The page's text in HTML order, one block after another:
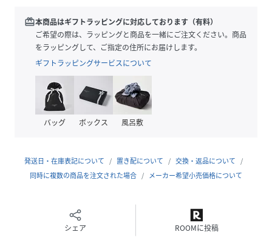
本に。
・ウエストイージー仕様
ゴム＋ドローコードでストレスフリーな着用感。サイズ調整
も簡単。
・すっきり見えるテーパードシルエット
リラックス感がありつつ、裾に向かって細くなるシルエット
・デイリーに使いやすい万能パンツ
Tシャツからシャツまで幅広く合わせられる、夏の主役ボト
■おすすめスタイリング
redeem本商品はギフトラッピングに対応しております（有料）
ご希望の際は、ラッピングと商品を一緒にご注文ください。商品
をラッピングして、ご指定の住所にお届けします。
ギフトラッピングサービスについて
バッグ ボックス 風呂敷
発送日・在庫表記について 置き配について
交換・返品について
同時に複数の商品を注文された場合
メーカー希望小売価格について
シェア ROOMに投稿